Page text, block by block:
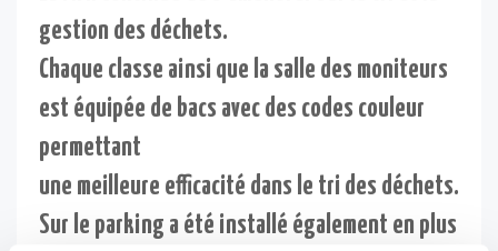
gestion des déchets.
Chaque classe ainsi que la salle des moniteurs
est équipée de bacs avec des codes couleur
permettant
une meilleure efficacité dans le tri des déchets.
Sur le parking a été installé également en plus